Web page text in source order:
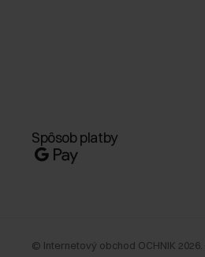
Spôsob platby
© Internetový obchod OCHNIK 2026